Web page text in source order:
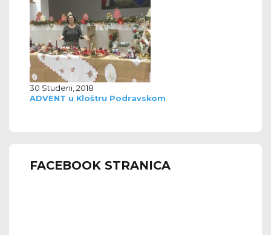
30 Studeni, 2018
ADVENT u Kloštru Podravskom
FACEBOOK STRANICA